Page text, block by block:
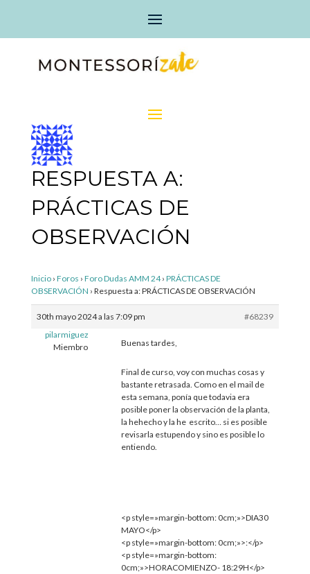
RESPUESTA A:
PRÁCTICAS DE
OBSERVACIÓN
Inicio › Foros › Foro Dudas AMM 24 › PRÁCTICAS DE
OBSERVACIÓN › Respuesta a: PRÁCTICAS DE OBSERVACIÓN
30th mayo 2024 a las 7:09 pm
#68239
pilarmiguez
Miembro
Buenas tardes,
Final de curso, voy con muchas cosas y
bastante retrasada. Como en el mail de
esta semana, ponía que todavia era
posible poner la observación de la planta,
la hehecho y la he escrito… si es posible
revisarla estupendo y sino es posible lo
entiendo.
<p style=»margin-bottom: 0cm;»>DIA30
MAYO</p>
<p style=»margin-bottom: 0cm;»>:</p>
<p style=»margin-bottom:
0cm;»>HORACOMIENZO- 18:29H</p>